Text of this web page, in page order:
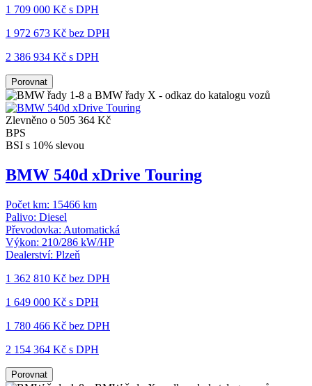
1 709 000 Kč s DPH
1 972 673 Kč bez DPH
2 386 934 Kč s DPH
Porovnat
Zlevněno o 505 364 Kč
BPS
BSI s 10% slevou
BMW 540d xDrive Touring
Počet km: 15466 km
Palivo: Diesel
Převodovka: Automatická
Výkon: 210/286 kW/HP
Dealerství: Plzeň
1 362 810 Kč bez DPH
1 649 000 Kč s DPH
1 780 466 Kč bez DPH
2 154 364 Kč s DPH
Porovnat